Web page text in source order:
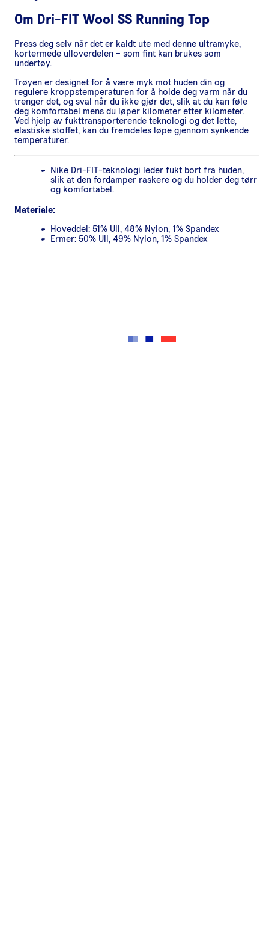
Om Dri-FIT Wool SS Running Top
Press deg selv når det er kaldt ute med denne ultramyke,
kortermede ulloverdelen – som fint kan brukes som
undertøy.
Trøyen er designet for å være myk mot huden din og
regulere kroppstemperaturen for å holde deg varm når du
trenger det, og sval når du ikke gjør det, slik at du kan føle
deg komfortabel mens du løper kilometer etter kilometer.
Ved hjelp av fukttransporterende teknologi og det lette,
elastiske stoffet, kan du fremdeles løpe gjennom synkende
temperaturer.
Nike Dri-FIT-teknologi leder fukt bort fra huden,
slik at den fordamper raskere og du holder deg tørr
og komfortabel.
Materiale:
Hoveddel: 51% Ull, 48% Nylon, 1% Spandex
Ermer: 50% Ull, 49% Nylon, 1% Spandex